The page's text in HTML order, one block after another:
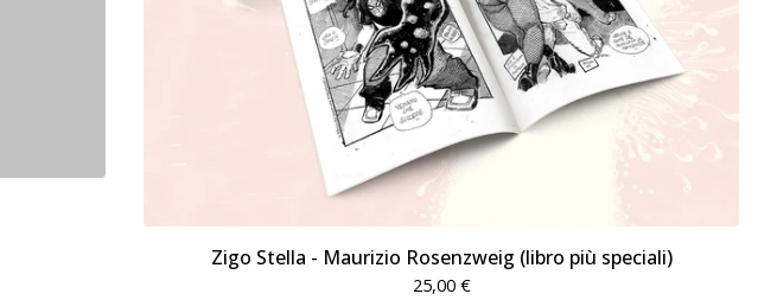
Zigo Stella - Maurizio Rosenzweig (libro più speciali)
25,00 €